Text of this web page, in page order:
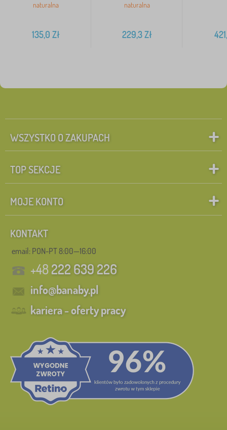
naturalna
135,0 Zł
naturalna
229,3Zł
WSZYSTKO O ZAKUPACH
TOP SEKCJE
MOJE KONTO
KONTAKT
email: PON-PT 8:00—16:00
+48222 639 226
info@banaby.pl
kariera - oferty pracy